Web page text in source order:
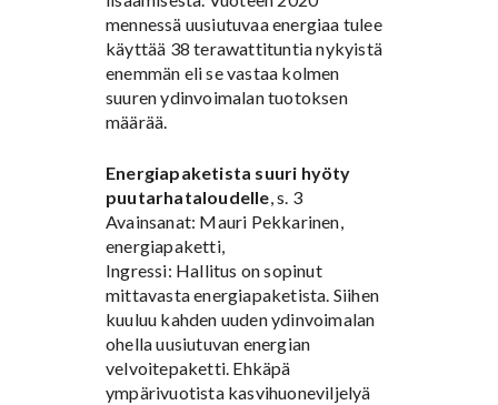
mennessä uusiutuvaa energiaa tulee
käyttää 38 terawattituntia nykyistä
enemmän eli se vastaa kolmen
suuren ydinvoimalan tuotoksen
määrää.
Energiapaketista suuri hyöty
puutarhataloudelle, s. 3
Avainsanat: Mauri Pekkarinen,
energiapaketti,
Ingressi: Hallitus on sopinut
mittavasta energiapaketista. Siihen
kuuluu kahden uuden ydinvoimalan
ohella uusiutuvan energian
velvoitepaketti. Ehkäpä
ympärivuotista kasvihuoneviljelyä